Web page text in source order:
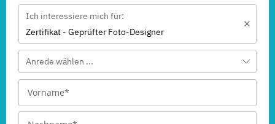
Ich interessiere mich für:
Zertifikat - Geprüfter Foto-Designer
Anrede wählen ...